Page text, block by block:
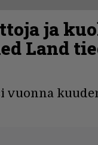
ja
Land
vuonna